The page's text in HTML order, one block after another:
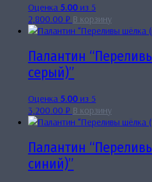
Оценка 5.00 из 5
2,800.00 ₽ В корзину
Палантин
серый)”
Оценка 5.00 из 5
3,200.00 ₽ В корзину
Палантин
синий)”